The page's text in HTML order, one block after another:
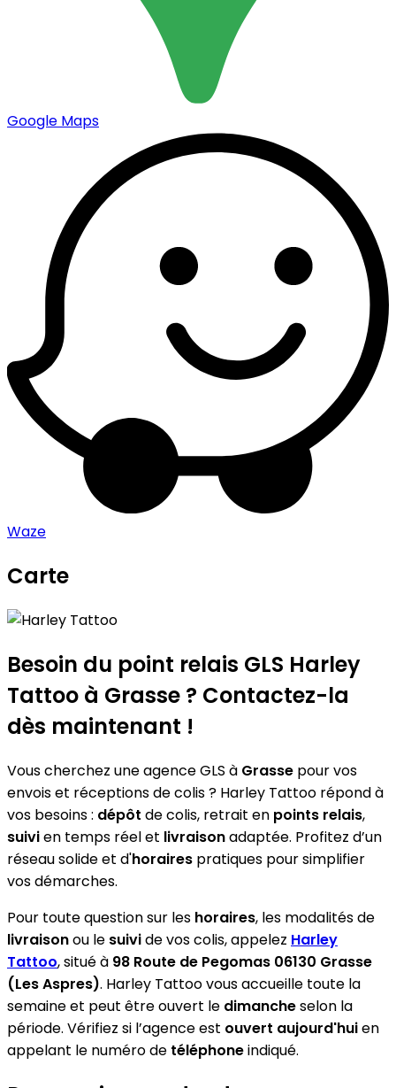
Google Maps
Waze
Carte
+
−
Besoin du point relais GLS Harley
Tattoo à Grasse ? Contactez-la
dès maintenant !
Vous cherchez une agence GLS à Grasse pour vos
envois et réceptions de colis ? Harley Tattoo répond à
vos besoins : dépôt de colis, retrait en points relais,
suivien temps réel et livraisonadaptée. Profitez d’un
réseau solide et d'horaires pratiques pour simplifier
vos démarches.
Pour toute question sur les horaires, les modalités de
livraisonou le suivide vos colis, appelez Harley
Tattoo, situé à 98 Route de Pegomas 06130 Grasse
(Les Aspres). Harley Tattoo vous accueille toute la
semaine et peut être ouvert le dimancheselon la
période. Vérifiez si l’agence est ouvert aujourd'huien
appelant le numéro de téléphoneindiqué.